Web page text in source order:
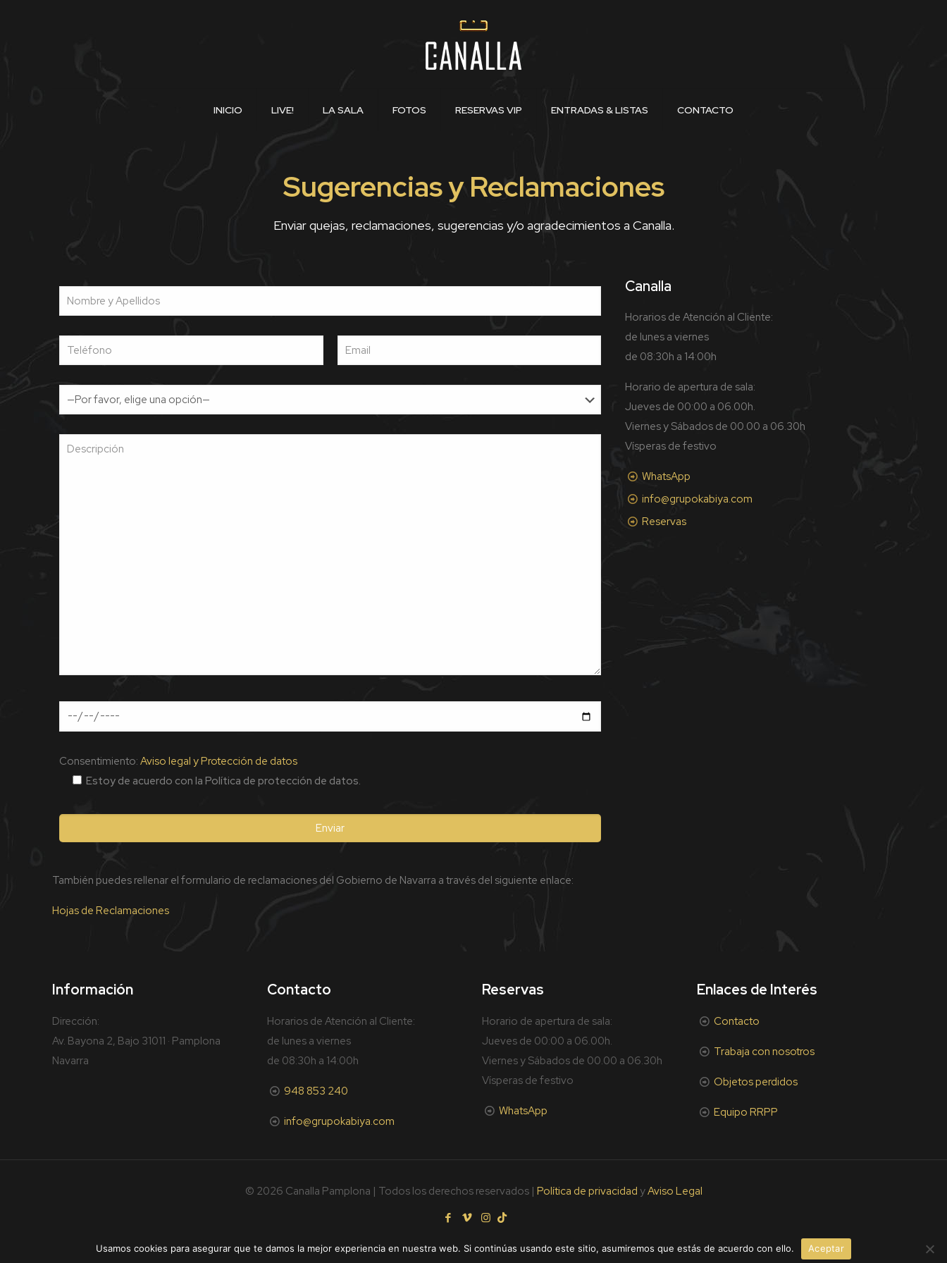
INICIO LIVE! LA SALA FOTOS RESERVAS VIP ENTRADAS & LISTAS CONTACTO
Sugerencias y Reclamaciones
Enviar quejas, reclamaciones, sugerencias y/o agradecimientos a Canalla.
Consentimiento: Aviso legal y Protección de datos
Estoy de acuerdo con la Política de protección de datos.
También puedes rellenar el formulario de reclamaciones del Gobierno de Navarra a través del siguiente enlace:
Hojas de Reclamaciones
Canalla
Horarios de Atención al Cliente:
de lunes a viernes
de 08:30h a 14:00h
Horario de apertura de sala:
Jueves de 00:00 a 06.00h.
Viernes y Sábados de 00.00 a 06.30h
Vísperas de festivo
WhatsApp
info@grupokabiya.com
Reservas
Información
Dirección:
Av. Bayona 2, Bajo 31011 · Pamplona
Navarra
Contacto
Horarios de Atención al Cliente:
de lunes a viernes
de 08:30h a 14:00h
948 853 240
info@grupokabiya.com
Reservas
Horario de apertura de sala:
Jueves de 00:00 a 06.00h.
Viernes y Sábados de 00.00 a 06.30h
Vísperas de festivo
WhatsApp
Enlaces de Interés
Contacto
Trabaja con nosotros
Objetos perdidos
Equipo RRPP
© 2026 Canalla Pamplona | Todos los derechos reservados | Política de privacidad yAviso Legal
Usamos cookies para asegurar que te damos la mejor experiencia en nuestra web. Si continúas usando este sitio, asumiremos que estás de acuerdo con ello. Aceptar